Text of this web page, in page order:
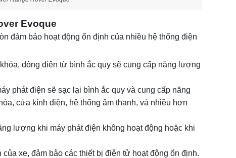
Evoque
đảm bảo hoạt động ổn định của nhiều hệ thống điện
dòng điện từ bình ắc quy sẽ cung cấp năng lượng
phát điện sẽ sạc lại bình ắc quy và cung cấp năng
cửa kính điện, hệ thống âm thanh, và nhiều hơn
lượng khi máy phát điện không hoạt động hoặc khi
xe, đảm bảo các thiết bị điện tử hoạt động ổn định.